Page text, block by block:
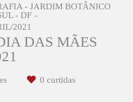
- JARDIM BOTÂNICO
- DF
2021
DAS MÃES
0 curtidas